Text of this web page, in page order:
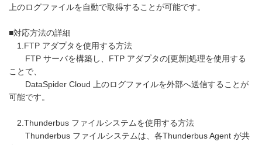
上のログファイルを自動で取得することが可能です。
■対応方法の詳細
1.FTP アダプタを使用する方法
FTP サーバを構築し、FTP アダプタの[更新]処理を使用する
ことで、
DataSpider Cloud 上のログファイルを外部へ送信することが
可能です。
2.Thunderbus ファイルシステムを使用する方法
Thunderbus ファイルシステムは、各Thunderbus Agent が共